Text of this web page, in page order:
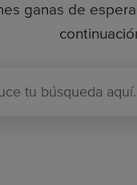
ganas de